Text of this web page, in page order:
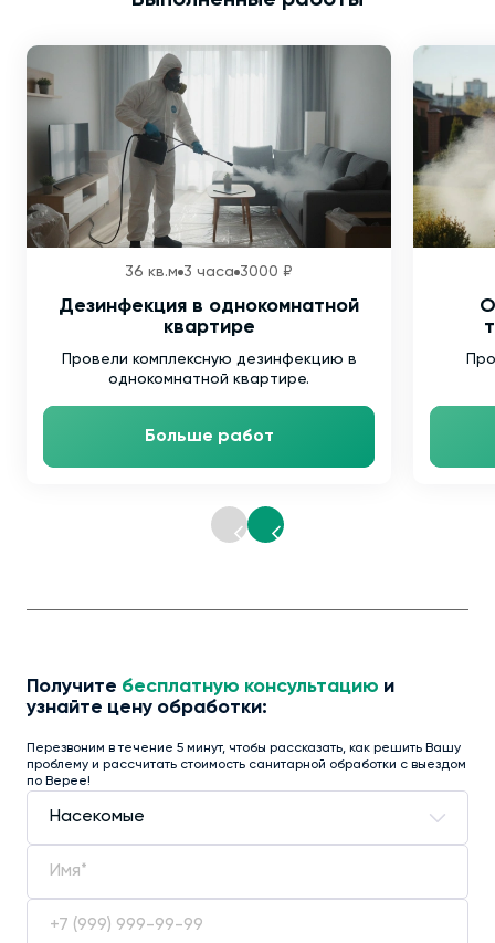
36 кв.м 3 часа 3000 ₽
Дезинфекция в однокомнатной
квартире
Провели комплексную дезинфекцию в
однокомнатной квартире.
Больше работ
Получите бесплатную консультацию и
узнайте цену обработки:
Перезвоним в течение 5 минут, чтобы рассказать, как решить Вашу
проблему и рассчитать стоимость санитарной обработки с выездом
по Верее!